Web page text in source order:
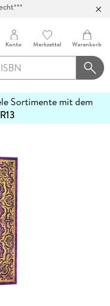
Konto Merkzettel Warenkorb
Sortimente mit dem